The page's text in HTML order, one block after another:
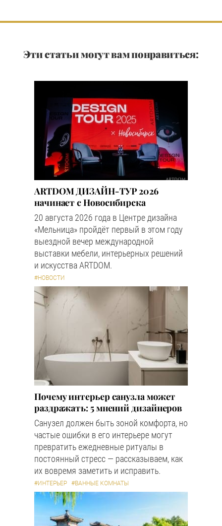
Эти статьи могут вам понравиться:
ARTDOM ДИЗАЙН-ТУР 2026
начинает с Новосибирска
20 августа 2026 года в Центре дизайна
«Мельница» пройдёт первый в этом году
выездной вечер международной
выставки мебели, интерьерных решений
и искусства ARTDOM.
#НОВОСТИ
Почему интерьер санузла может
раздражать: 5 мнений дизайнеров
Санузел должен быть зоной комфорта, но
частые ошибки в его интерьере могут
превратить ежедневные ритуалы в
постоянный стресс — рассказываем, как
их вовремя заметить и исправить.
#ИНТЕРЬЕР #ВАННЫЕ КОМНАТЫ